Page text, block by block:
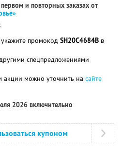
и повторных заказах от
укажите промокод SH20C4684B в
спецпредложениями
можно уточнить на сайте
2026 включительно
купоном